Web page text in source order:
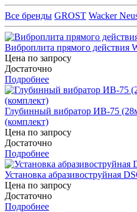
Все бренды GROST Wacker
Виброплита прямого действия
Цена по запросу
Достаточно
Подробнее
Глубинный вибратор ИВ-75
(комплект)
Цена по запросу
Достаточно
Подробнее
Установка абразивоструйная
Цена по запросу
Достаточно
Подробнее